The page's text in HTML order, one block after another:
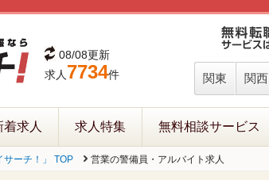
08/08更新
求人 7734件 関東 関西
着求人 求人特集 無料相談サービス
サーチ！」 TOP 営業の警備員・アルバイト求人